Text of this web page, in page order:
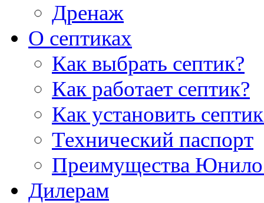
Дренаж
О септиках
Как выбрать септик?
Как работает септик?
Как установить
Технический паспорт
Преимущества
Дилерам